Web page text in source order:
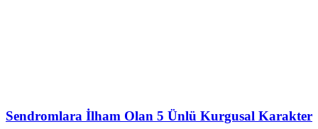
Sendromlara İlham Olan 5 Ünlü Kurgusal Karakter